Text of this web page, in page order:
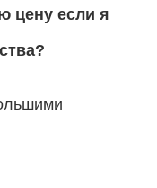
цену если я